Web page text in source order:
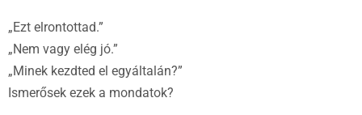
„Ezt elrontottad.”
„Nem vagy elég jó.”
„Minek kezdted el egyáltalán?”
Ismerősek ezek a mondatok?